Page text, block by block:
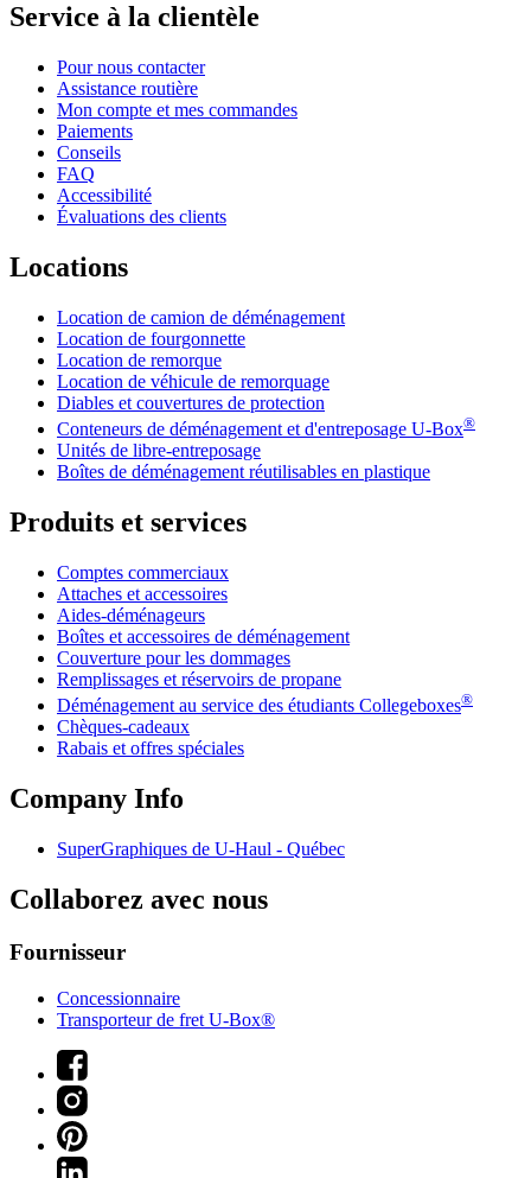
Service à la clientèle
Pour nous contacter
Assistance routière
Mon compte et mes commandes
Paiements
Conseils
FAQ
Accessibilité
Évaluations des clients
Locations
Location de camion de déménagement
Location de fourgonnette
Location de remorque
Location de véhicule de remorquage
Diables et couvertures de protection
Conteneurs de déménagement et d'entreposage U-Box®
Unités de libre-entreposage
Boîtes de déménagement réutilisables en plastique
Produits et services
Comptes commerciaux
Attaches et accessoires
Aides-déménageurs
Boîtes et accessoires de déménagement
Couverture pour les dommages
Remplissages et réservoirs de propane
Déménagement au service des étudiants Collegeboxes®
Chèques-cadeaux
Rabais et offres spéciales
Company Info
SuperGraphiques de U-Haul - Québec
Collaborez avec nous
Fournisseur
Concessionnaire
Transporteur de fret U-Box®